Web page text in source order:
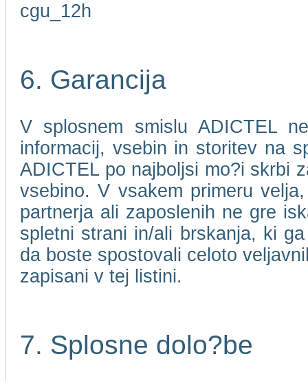
cgu_12h
6. Garancija
V splosnem smislu ADICTEL
informacij, vsebin in storitev na
ADICTEL po najboljsi mo?i skrbi
vsebino. V vsakem primeru
partnerja ali zaposlenih ne gre
spletni strani in/ali brskanja, ki
da boste spostovali celoto
zapisani v tej listini.
7. Splosne dolo?be